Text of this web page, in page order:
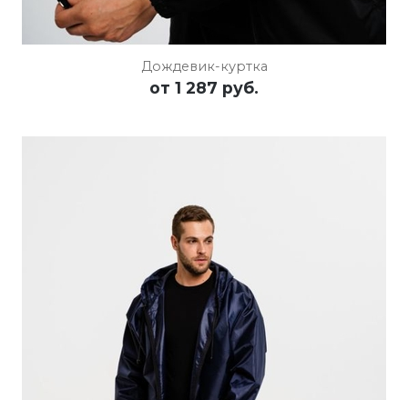
Дождевик-куртка
от 1 287 руб.
ПОДРОБНЕЕ ОСТАВИТЬ ЗАЯВКУ